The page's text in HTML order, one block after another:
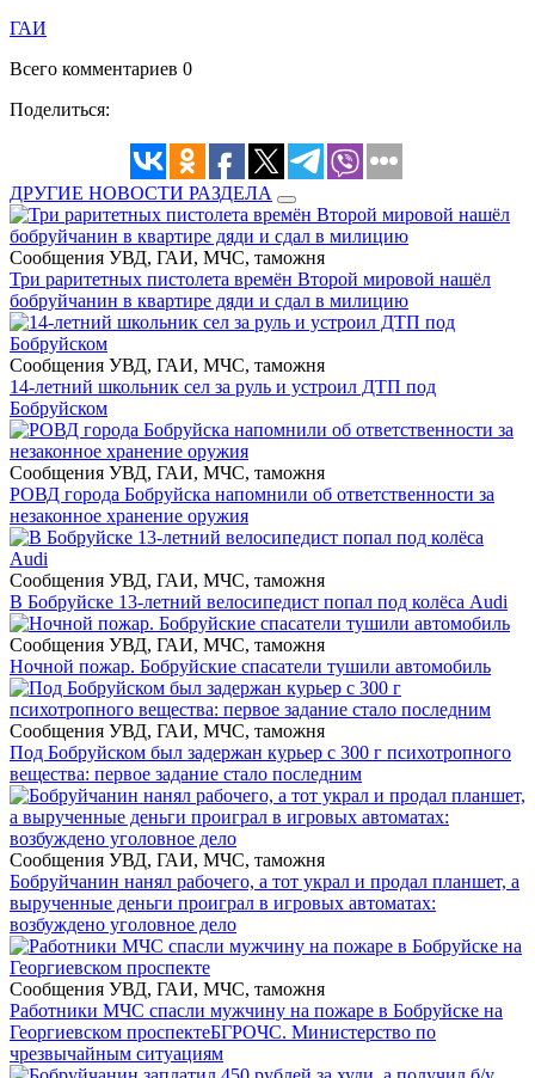
ГАИ
Всего комментариев 0
Поделиться:
ДРУГИЕ НОВОСТИ РАЗДЕЛА
Сообщения УВД, ГАИ, МЧС, таможня
Три раритетных пистолета времён Второй мировой нашёл
бобруйчанин в квартире дяди и сдал в милицию
Сообщения УВД, ГАИ, МЧС, таможня
14-летний школьник сел за руль и устроил ДТП под
Бобруйском
Сообщения УВД, ГАИ, МЧС, таможня
РОВД города Бобруйска напомнили об ответственности за
незаконное хранение оружия
Сообщения УВД, ГАИ, МЧС, таможня
В Бобруйске 13-летний велосипедист попал под колёса Audi
Сообщения УВД, ГАИ, МЧС, таможня
Ночной пожар. Бобруйские спасатели тушили автомобиль
Сообщения УВД, ГАИ, МЧС, таможня
Под Бобруйском был задержан курьер с 300 г психотропного
вещества: первое задание стало последним
Сообщения УВД, ГАИ, МЧС, таможня
Бобруйчанин нанял рабочего, а тот украл и продал планшет, а
вырученные деньги проиграл в игровых автоматах:
возбуждено уголовное дело
Сообщения УВД, ГАИ, МЧС, таможня
Работники МЧС спасли мужчину на пожаре в Бобруйске на
Георгиевском проспектеБГРОЧС. Министерство по
чрезвычайным ситуациям